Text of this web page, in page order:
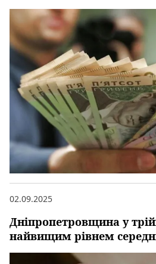
Дніпропетровщина у
найвищим рівнем
02.09.2025